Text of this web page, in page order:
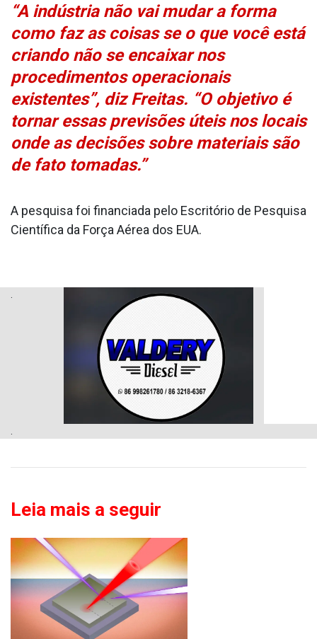
“A indústria não vai mudar a forma
como faz as coisas se o que você está
criando não se encaixar nos
procedimentos operacionais
existentes”, diz Freitas. “O objetivo é
tornar essas previsões úteis nos locais
onde as decisões sobre materiais são
de fato tomadas.”
A pesquisa foi financiada pelo Escritório de Pesquisa
Científica da Força Aérea dos EUA.
.
Leia mais a seguir